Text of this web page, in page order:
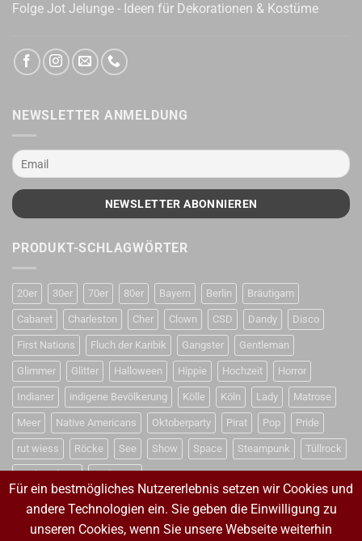
Folge Jot Jelunge - Ideen für Dekorationen & Kostüme
NEWSLETTER ANMELDUNG
PRODUKT-SCHLAGWÖRTER
20er 30er 70er 80er Bayern Berlin Bräutigam
Cabaret Charleston Cher Clown CSD Dandy Disco
First Nations Fluch der Karibik Gangster Gentleman
Glimmer Glitter Halloween Hippie Hochzeit Horror
Indianer indigene Bevölkerung Kölle Köln Lady Matrose
Meer Native Americans Oktoberparty Pirat Pop Pride
rut wiess Röcke See Show Space Steampunk Tüllrock
Weihnachten Weltraum
VERTRAG WIDERRUFEN
Für ein bestmögliches Nutzererlebnis setzen wir Cookies und
andere Technologien ein. Sie geben die Einwilligung zu
unseren Cookies, wenn Sie unsere Webseite weiterhin